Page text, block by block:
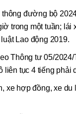
đường bộ
trong một tuần;
Lao động 2019.
Thông tư 05/
liên tục 4 tiếng phải
xe hợp đồng, xe du